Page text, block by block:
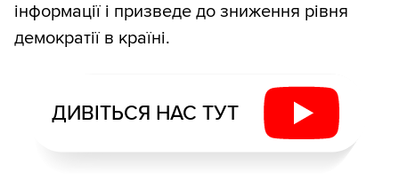
інформації і призведе до зниження рівня
демократії в країні.
ДИВІТЬСЯ НАС ТУТ